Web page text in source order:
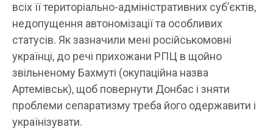
всіх її територіально-адміністративних суб’єктів,
недопущення автономізації та особливих
статусів. Як зазначили мені російськомовні
українці, до речі прихожани РПЦ в щойно
звільненому Бахмуті (окупаційна назва
Артемівськ), щоб повернути Донбас і зняти
проблеми сепаратизму треба його одержавити і
українізувати.